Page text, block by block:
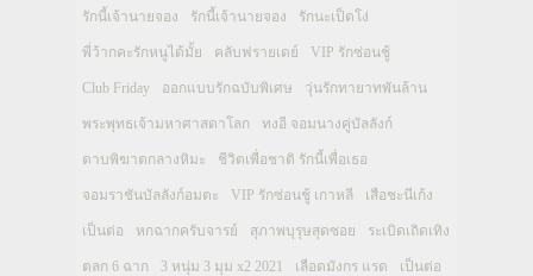
รักนี้เจ้านายจอง รักนี้เจ้านายจอง รักนะเป็ดโง่
พี่ว้ากคะรักหนูได้มั้ย คลับฟรายเดย์ VIP รักซ่อนชู้
Club Friday ออกแบบรักฉบับพิเศษ วุ่นรักทายาทพันล้าน
พระพุทธเจ้ามหาศาสดาโลก ทงอี จอมนางคู่บัลลังก์
ดาบพิฆาตกลางหิมะ ชีวิตเพื่อชาติ รักนี้เพื่อเธอ
จอมราชันบัลลังก์อมตะ VIP รักซ่อนชู้ เกาหลี เสือชะนีเก้ง
เป็นต่อ หกฉากครับจารย์ สุภาพบุรุษสุดซอย ระเบิดเถิดเทิง
ตลก 6 ฉาก 3 หนุ่ม 3 มุม x2 2021 เลือดมังกร แรด เป็นต่อ